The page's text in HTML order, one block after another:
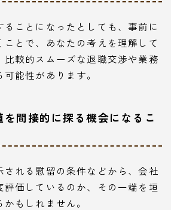
ることになったとしても、事前に
ことで、あなたの考えを理解して
比較的スムーズな退職交渉や業務
能性があります。
を間接的に探る機会になるこ
される慰留の条件などから、会社
評価しているのか、その一端を垣
もしれません。